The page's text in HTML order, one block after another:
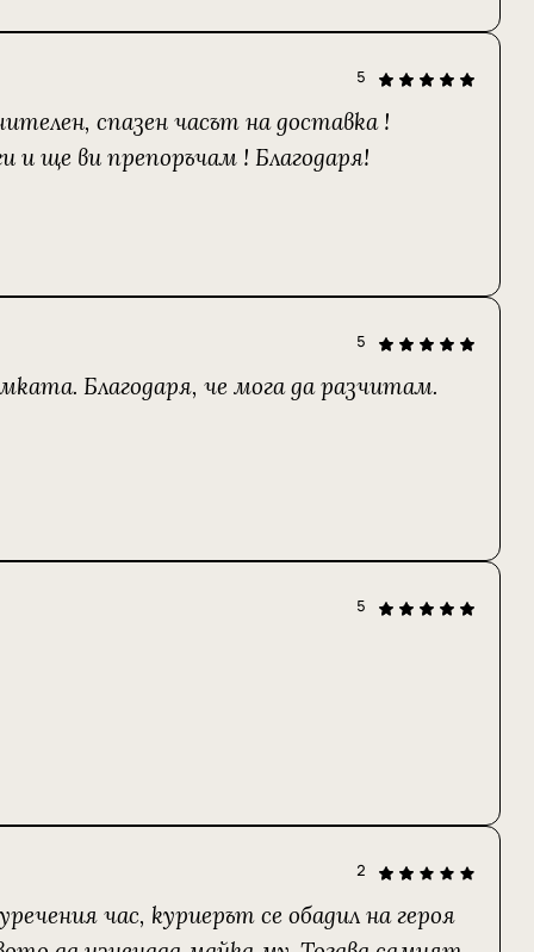
5
спазен часът на доставка !
и ще ви препоръчам ! Благодаря!
5
Благодаря, че мога да разчитам.
5
2
час, куриерът се обадил на героя